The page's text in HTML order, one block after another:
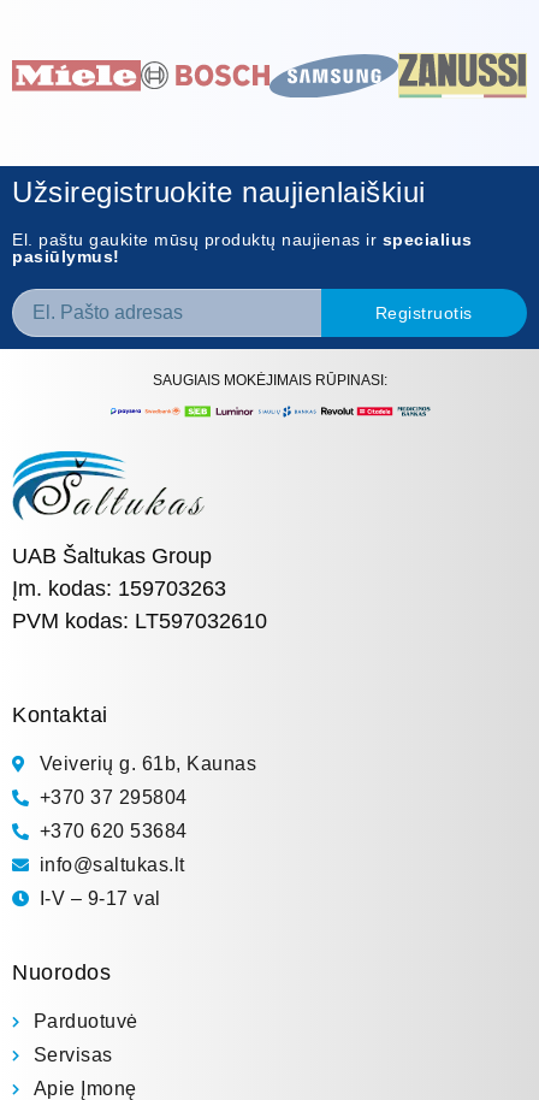
Užsiregistruokite naujienlaiškiui
El. paštu gaukite mūsų produktų naujienas ir specialius
pasiūlymus!
Registruotis
SAUGIAIS MOKĖJIMAIS RŪPINASI:
UAB Šaltukas Group
Įm. kodas: 159703263
PVM kodas: LT597032610
Kontaktai
Veiverių g. 61b, Kaunas
+370 37 295804
+370 620 53684
info@saltukas.lt
I-V – 9-17 val
Nuorodos
Parduotuvė
Servisas
Apie Įmonę